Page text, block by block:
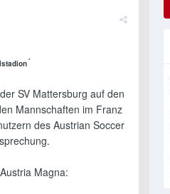
´
SV Mattersburg auf den
Mannschaften im Franz
des Austrian Soccer
Magna: